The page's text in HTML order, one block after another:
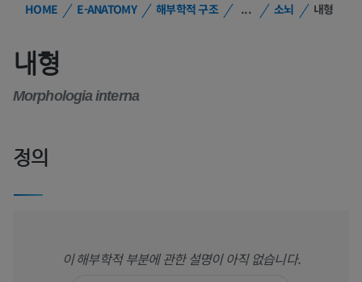
HOME E-ANATOMY 해부학적 구조 ... 소뇌 내형
내형
Morphologia interna
정의
이 해부학적 부분에 관한 설명이 아직 없습니다.